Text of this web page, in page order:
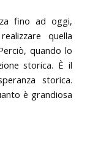
fino ad oggi,
quella
quando lo
storica. È il
storica.
è grandiosa